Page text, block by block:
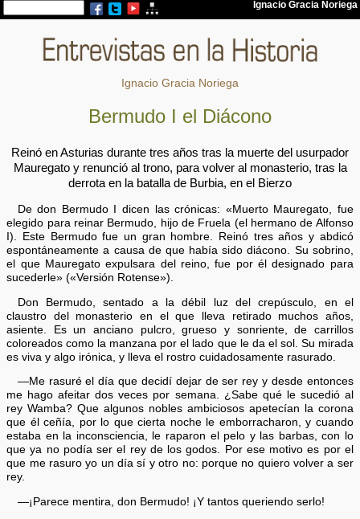
Ignacio Gracia Noriega
Bermudo I el Diácono
Reinó en Asturias durante tres años tras la muerte del usurpador
Mauregato y renunció al trono, para volver al monasterio, tras la
derrota en la batalla de Burbia, en el Bierzo
De don Bermudo I dicen las crónicas: «Muerto Mauregato, fue
elegido para reinar Bermudo, hijo de Fruela (el hermano de Alfonso
I). Este Bermudo fue un gran hombre. Reinó tres años y abdicó
espontáneamente a causa de que había sido diácono. Su sobrino,
el que Mauregato expulsara del reino, fue por él designado para
sucederle» («Versión Rotense»).
Don Bermudo, sentado a la débil luz del crepúsculo, en el
claustro del monasterio en el que lleva retirado muchos años,
asiente. Es un anciano pulcro, grueso y sonriente, de carrillos
coloreados como la manzana por el lado que le da el sol. Su mirada
es viva y algo irónica, y lleva el rostro cuidadosamente rasurado.
—Me rasuré el día que decidí dejar de ser rey y desde entonces
me hago afeitar dos veces por semana. ¿Sabe qué le sucedió al
rey Wamba? Que algunos nobles ambiciosos apetecían la corona
que él ceñía, por lo que cierta noche le emborracharon, y cuando
estaba en la inconsciencia, le raparon el pelo y las barbas, con lo
que ya no podía ser el rey de los godos. Por ese motivo es por el
que me rasuro yo un día sí y otro no: porque no quiero volver a ser
rey.
—¡Parece mentira, don Bermudo! ¡Y tantos queriendo serlo!